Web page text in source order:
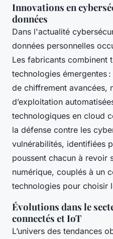
Innovations en
données
Dans l'actualité
données personnelles
Les fabricants combinent
technologies émergentes
de chiffrement avancées,
d’exploitation
technologiques en cloud
la défense contre les
vulnérabilités, identifiées
poussent chacun à revoir
numérique, couplés à un
technologies pour choisir
Évolutions dans le
connectés et IoT
L’univers des tendances